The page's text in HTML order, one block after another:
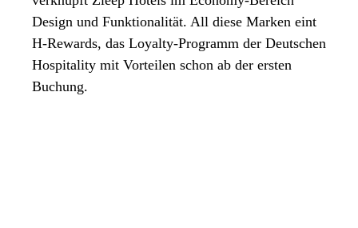
Design und Funktionalität. All diese Marken eint
H-Rewards, das Loyalty-Programm der Deutschen
Hospitality mit Vorteilen schon ab der ersten
Buchung.